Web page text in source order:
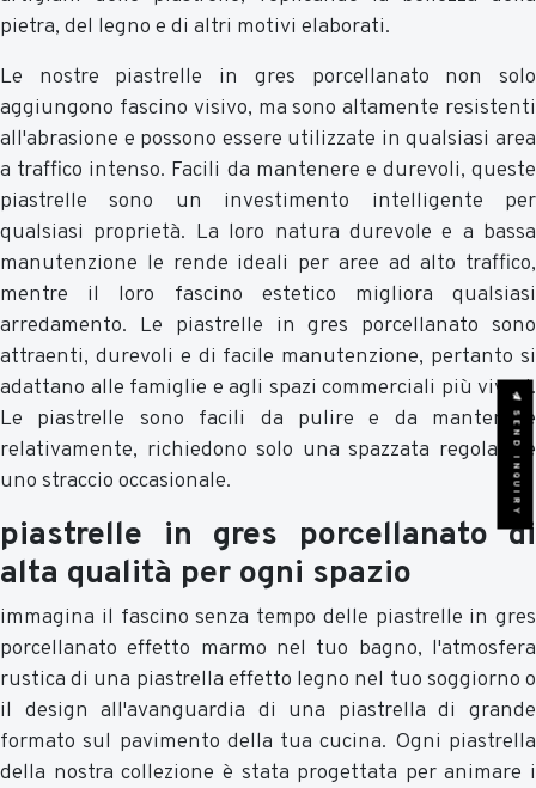
pietra, del legno e di altri motivi elaborati.
Le nostre piastrelle in gres porcellanato non solo
aggiungono fascino visivo, ma sono altamente resistenti
all'abrasione e possono essere utilizzate in qualsiasi area
a traffico intenso. Facili da mantenere e durevoli, queste
piastrelle sono un investimento intelligente per
qualsiasi proprietà. La loro natura durevole e a bassa
manutenzione le rende ideali per aree ad alto traffico,
mentre il loro fascino estetico migliora qualsiasi
arredamento. Le piastrelle in gres porcellanato sono
attraenti, durevoli e di facile manutenzione, pertanto si
adattano alle famiglie e agli spazi commerciali più vivaci.
Le piastrelle sono facili da pulire e da mantenere
relativamente, richiedono solo una spazzata regolare e
uno straccio occasionale.
piastrelle in gres porcellanato di
alta qualità per ogni spazio
immagina il fascino senza tempo delle piastrelle in gres
porcellanato effetto marmo nel tuo bagno, l'atmosfera
rustica di una piastrella effetto legno nel tuo soggiorno o
il design all'avanguardia di una piastrella di grande
formato sul pavimento della tua cucina. Ogni piastrella
della nostra collezione è stata progettata per animare i
SEND INQUIRY